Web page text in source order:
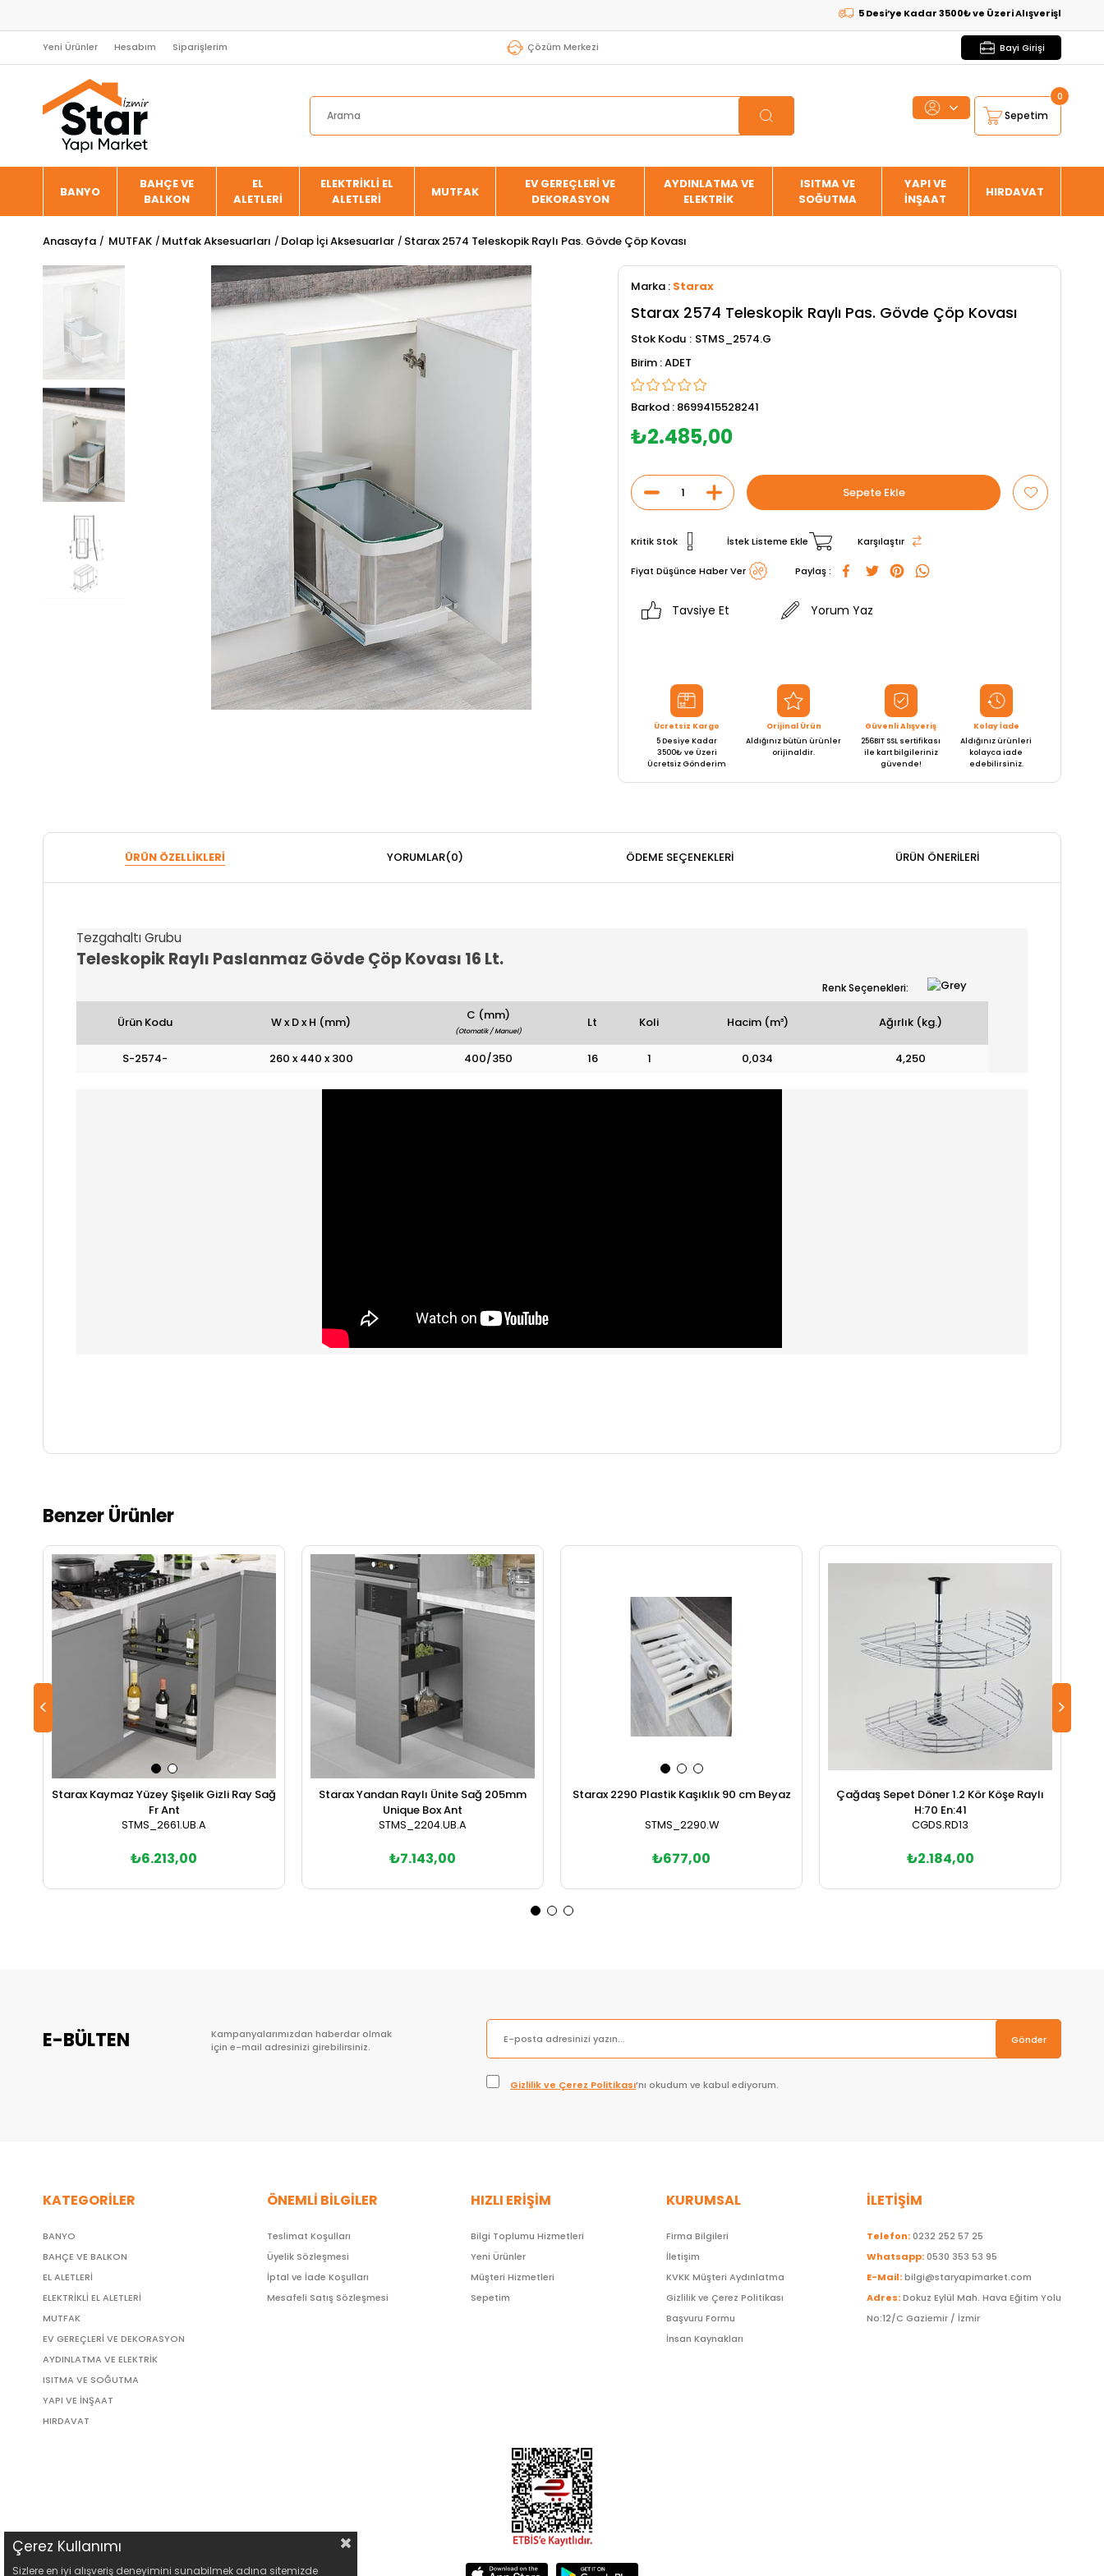
5 Desi’ye Kadar 3500₺ ve Üzeri AlışverişlerdeKARGO
Yeni Ürünler Hesabım Siparişlerim Çözüm Merkezi Bayi Girişi
Sepetim
0
BANYO
BAHÇE VE
BALKON
EL
ALETLERİ
ELEKTRİKLİ EL
ALETLERİ
MUTFAK
EV GEREÇLERİ VE
DEKORASYON
AYDINLATMA VE
ELEKTRİK
ISITMA VE
SOĞUTMA
YAPI VE
İNŞAAT
HIRDAVAT
Anasayfa MUTFAK Mutfak Aksesuarları Dolap İçi Aksesuarlar Starax 2574 Teleskopik Raylı Pas. Gövde Çöp Kovası
Marka : Starax
Starax 2574 Teleskopik Raylı Pas. Gövde Çöp Kovası
Stok Kodu
STMS_2574.G
ADET
Barkod : 8699415528241
₺2.485,00
Kritik Stok İstek Listeme Ekle Karşılaştır
Fiyat Düşünce Haber Ver Paylaş :
Tavsiye Et Yorum Yaz
Ücretsiz Kargo
5 Desiye Kadar
3500₺ ve Üzeri
Ücretsiz Gönderim
Orijinal Ürün
Aldığınız bütün ürünler
orijinaldir.
Güvenli Alışveriş
256BIT SSL sertifikası
ile kart bilgileriniz
güvende!
Kolay İade
Aldığınız ürünleri
kolayca iade
edebilirsiniz.
ÜRÜN ÖZELLIKLERI YORUMLAR(0) ÖDEME SEÇENEKLERI ÜRÜN ÖNERILERI
Tezgahaltı Grubu
Teleskopik Raylı Paslanmaz Gövde Çöp Kovası 16 Lt.
Renk Seçenekleri:
Ürün Kodu W x D x H (mm) C (mm)
(Otomatik / Manuel)
Lt Koli Hacim (m³) Ağırlık (kg.)
S-2574- 260 x 440 x 300 400/350 16 1 0,034 4,250
Benzer Ürünler
Starax Kaymaz Yüzey Şişelik Gizli Ray Sağ
Fr Ant
STMS_2661.UB.A
₺6.213,00
Starax Yandan Raylı Ünite Sağ 205mm
Unique Box Ant
STMS_2204.UB.A
₺7.143,00
Starax 2290 Plastik Kaşıklık 90 cm Beyaz
STMS_2290.W
₺677,00
Çağdaş Sepet Döner 1.2 Kör Köşe Raylı
H:70 En:41
CGDS.RD13
₺2.184,00
E-BÜLTEN
Kampanyalarımızdan haberdar olmak
için e-mail adresinizi girebilirsiniz.
Gönder
Gizlilik ve Çerez Politikası’nı okudum ve kabul ediyorum.
KATEGORİLER
BANYO
BAHÇE VE BALKON
EL ALETLERİ
ELEKTRİKLİ EL ALETLERİ
MUTFAK
EV GEREÇLERİ VE DEKORASYON
AYDINLATMA VE ELEKTRİK
ISITMA VE SOĞUTMA
YAPI VE İNŞAAT
HIRDAVAT
ÖNEMLİ BİLGİLER
Teslimat Koşulları
Üyelik Sözleşmesi
İptal ve İade Koşulları
Mesafeli Satış Sözleşmesi
HIZLI ERİŞİM
Bilgi Toplumu Hizmetleri
Yeni Ürünler
Müşteri Hizmetleri
Sepetim
KURUMSAL
Firma Bilgileri
İletişim
KVKK Müşteri Aydınlatma
Gizlilik ve Çerez Politikası
Başvuru Formu
İnsan Kaynakları
İLETİŞİM
Telefon:0232 252 57 25
Whatsapp:0530 353 53 95
E-Mail:bilgi@staryapimarket.com
Adres:Dokuz Eylül Mah. Hava Eğitim Yolu
No:12/C Gaziemir / İzmir
Çerez Kullanımı
Sizlere en iyi alışveriş deneyimini sunabilmek adına sitemizde